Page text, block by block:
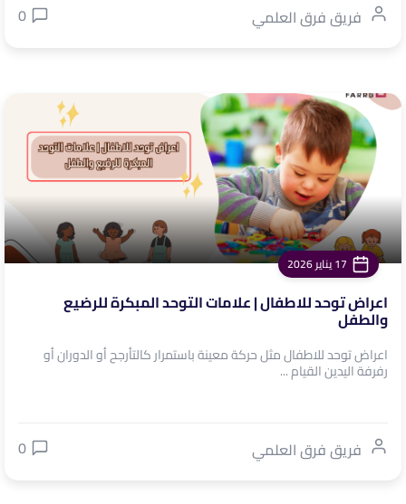
فريق فرق العلمي 0
17 يناير 2026
اعراض توحد للاطفال | علامات التوحد المبكرة للرضيع
والطفل
اعراض توحد للاطفال مثل حركة معينة باستمرار كالتأرجح أو الدوران أو
رفرفة اليدين القيام ...
فريق فرق العلمي 0